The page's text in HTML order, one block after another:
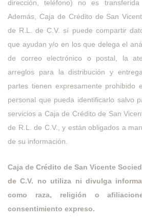
dirección, teléfono) no es
Además, Caja de Crédito de San
de R.L. de C.V. sí puede compartir
que ayudan y/o en los que delega el
de correo electrónico o postal, la
arreglos para la distribución y
partes tienen expresamente prohibido
personal que pueda identificarlo salvo
servicios a Caja de Crédito de San
de R.L. de C.V., y están obligados a
de su información.
Caja de Crédito de San Vicente
de C.V. no utiliza ni divulga
como raza, religión o
consentimiento expreso.